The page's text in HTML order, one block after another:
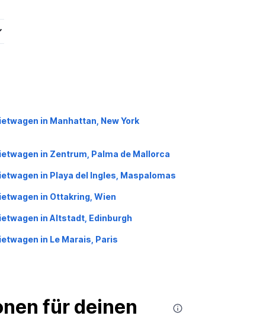
in Manhattan, New York
in Zentrum, Palma de Mallorca
in Playa del Ingles, Maspalomas
in Ottakring, Wien
in Altstadt, Edinburgh
in Le Marais, Paris
für deinen